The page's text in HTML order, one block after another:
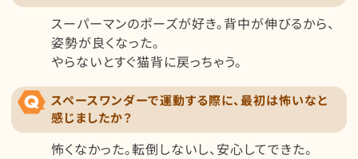
スーパーマンのポーズが好き。背中が伸びるから、
姿勢が良くなった。
やらないとすぐ猫背に戻っちゃう。
スペースワンダーで運動する際に、最初は怖いなと
感じましたか？
怖くなかった。転倒しないし、安心してできた。